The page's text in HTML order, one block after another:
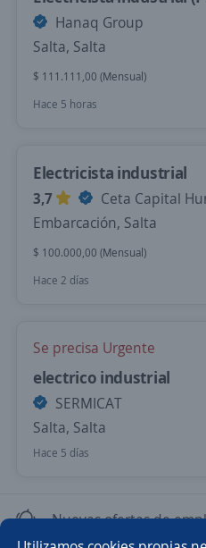
Hanaq Group
Salta, Salta
$ 111.111,00 (Mensual)
Hace 5 horas
Electricista industrial
3,7
Ceta Capital
Embarcación, Salta
$ 100.000,00 (Mensual)
Hace 2 días
Se precisa Urgente
electrico industrial
SERMICAT
Salta, Salta
Hace 5 días
Nuevas ofertas de